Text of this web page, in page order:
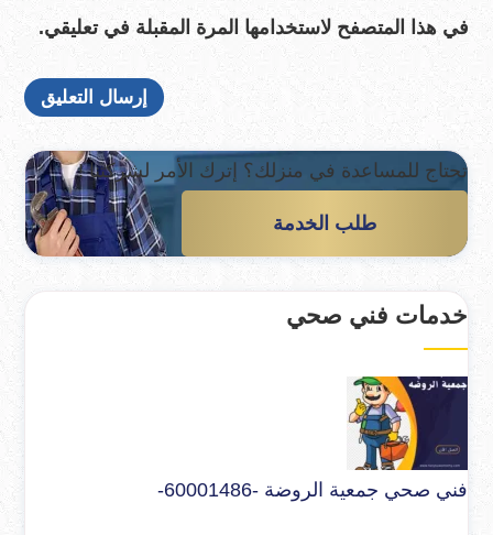
في هذا المتصفح لاستخدامها المرة المقبلة في تعليقي.
تحتاج للمساعدة في منزلك؟ إترك الأمر لشركتنا !
طلب الخدمة
خدمات فني صحي
فني صحي جمعية الروضة -60001486-